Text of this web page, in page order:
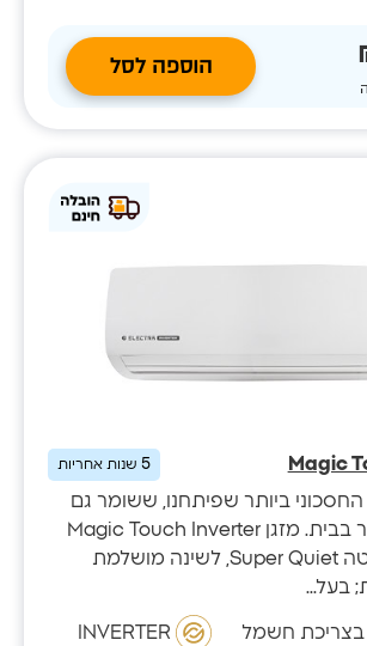
הוספה לסל
Magic
5שנות אחריות
החסכוני ביותר שפיתחנו, ששומר גם
על איכות האוויר בבית. מזגן Magic Touch Inverter
עם פעולה שקטה Super Quiet, לשינה מושלמת
בעל...
בצריכת חשמל INVERTER